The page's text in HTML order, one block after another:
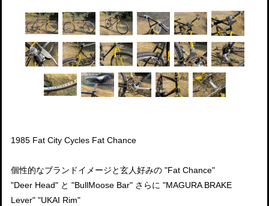
1985 Fat City Cycles Fat Chance
個性的なブランドイメージと玄人好みの "Fat Chance"
"Deer Head" と "BullMoose Bar" さらに "MAGURA BRAKE
Lever" "UKAI Rim"